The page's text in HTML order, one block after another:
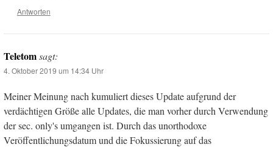
Antworten
Teletomsagt:
4. Oktober 2019 um 14:34 Uhr
Meiner Meinung nach kumuliert dieses Update aufgrund der
verdächtigen Größe alle Updates, die man vorher durch Verwendung
der sec. only's umgangen ist. Durch das unorthodoxe
Veröffentlichungsdatum und die Fokussierung auf das